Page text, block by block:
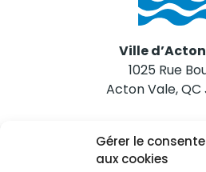
Gérer le
aux cookies
Ville
1025 Rue
Acton Vale, QC
Nous
Tél. 450 546-